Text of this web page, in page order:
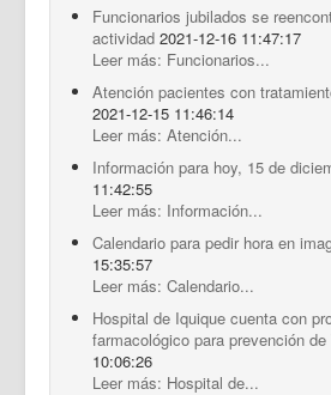
Funcionarios jubilados se
actividad 2021-12-16 11:47:17
Leer más: Funcionarios...
Atención pacientes con
2021-12-15 11:46:14
Leer más: Atención...
Información para hoy, 15 de
11:42:55
Leer más: Información...
Calendario para pedir hora en
15:35:57
Leer más: Calendario...
Hospital de Iquique cuenta con
farmacológico para prevención
10:06:26
Leer más: Hospital de...